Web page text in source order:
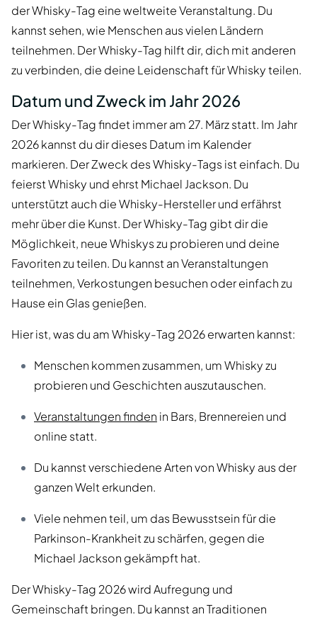
der Whisky-Tag eine weltweite Veranstaltung. Du
kannst sehen, wie Menschen aus vielen Ländern
teilnehmen. Der Whisky-Tag hilft dir, dich mit anderen
zu verbinden, die deine Leidenschaft für Whisky teilen.
Datum und Zweck im Jahr 2026
Der Whisky-Tag findet immer am 27. März statt. Im Jahr
2026 kannst du dir dieses Datum im Kalender
markieren. Der Zweck des Whisky-Tags ist einfach. Du
feierst Whisky und ehrst Michael Jackson. Du
unterstützt auch die Whisky-Hersteller und erfährst
mehr über die Kunst. Der Whisky-Tag gibt dir die
Möglichkeit, neue Whiskys zu probieren und deine
Favoriten zu teilen. Du kannst an Veranstaltungen
teilnehmen, Verkostungen besuchen oder einfach zu
Hause ein Glas genießen.
Hier ist, was du am Whisky-Tag 2026 erwarten kannst:
Menschen kommen zusammen, um Whisky zu
probieren und Geschichten auszutauschen.
Veranstaltungen finden in Bars, Brennereien und
online statt.
Du kannst verschiedene Arten von Whisky aus der
ganzen Welt erkunden.
Viele nehmen teil, um das Bewusstsein für die
Parkinson-Krankheit zu schärfen, gegen die
Michael Jackson gekämpft hat.
Der Whisky-Tag 2026 wird Aufregung und
Gemeinschaft bringen. Du kannst an Traditionen